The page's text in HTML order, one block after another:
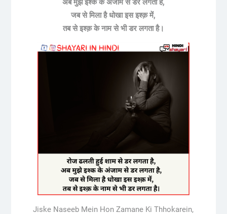
जब से मिला है धोखा इस इश्क़ में,
तब से इश्क़ के नाम से भी डर लगता है।
Jiske Naseeb Mein Hon Zamane Ki Thhokarein,